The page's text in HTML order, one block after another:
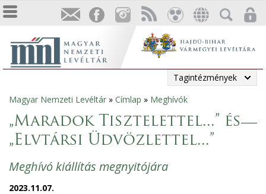
Tagintézmények
Jelenlegi
hely
Magyar Nemzeti Levéltár » Címlap » Meghívók
„Maradok Tisztelettel...” és
„Elvtársi Üdvözlettel...”
Meghívó kiállítás megnyitójára
2023.11.07.